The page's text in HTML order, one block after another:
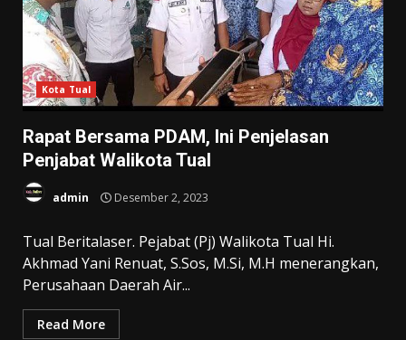
Kota Tual
Rapat Bersama PDAM, Ini Penjelasan
Penjabat Walikota Tual
admin Desember 2, 2023
Tual Beritalaser. Pejabat (Pj) Walikota Tual Hi.
Akhmad Yani Renuat, S.Sos, M.Si, M.H menerangkan,
Perusahaan Daerah Air...
Read More